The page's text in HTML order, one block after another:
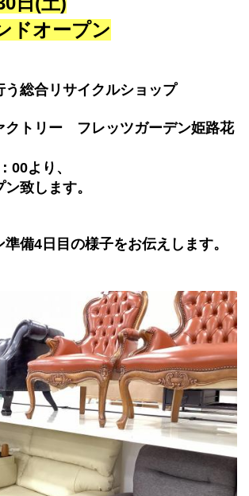
ドオープン
う総合リサイクルショップ
クトリー　フレッツガーデン姫路花
00より、
致します。
備4日目の様子をお伝えします。